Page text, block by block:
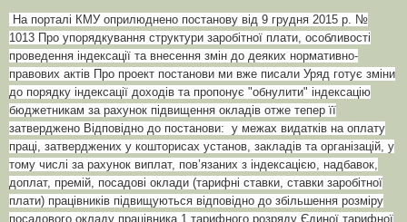
На порталі КМУ оприлюднено постанову від 9 грудня 2015 р. №
1013 Про упорядкування структури заробітної плати, особливості
проведення індексації та внесення змін до деяких нормативно-
правових актів Про проект постанови ми вже писали Уряд готує зміни
до порядку індексації доходів та пропонує "обнулити" індексацію
бюджетникам за рахунок підвищення окладів отже тепер її
затверджено Відповідно до постанови: у межах видатків на оплату
праці, затверджених у кошторисах установ, закладів та організацій, у
тому числі за рахунок виплат, пов’язаних з індексацією, надбавок,
доплат, премій, посадові оклади (тарифні ставки, ставки заробітної
плати) працівників підвищуються відповідно до збільшення розміру
посадового окладу працівника 1 тарифного розряду Єдиної тарифної